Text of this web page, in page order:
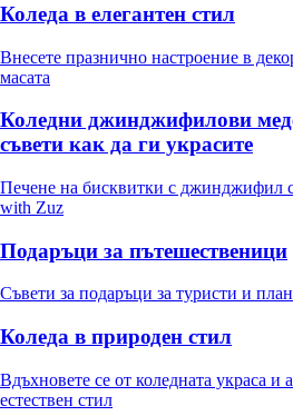
Коледа в елегантен стил
Внесете празнично настроение в
масата
Коледни джинджифилови
съвети как да ги украсите
Печене на бисквитки с джинджифил
with Zuz
Подаръци за пътешественици
Съвети за подаръци за туристи и
Коледа в природен стил
Вдъхновете се от коледната украса и
естествен стил